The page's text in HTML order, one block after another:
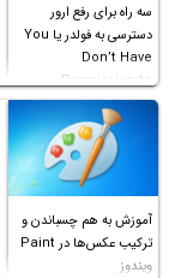
سه راه برای رفع ارور
دسترسی به فولدر یا You
Don’t Have
Permission to
Access this folder
آموزش به هم چسباندن و
ترکیب عکس‌ها در Paint
ویندوز